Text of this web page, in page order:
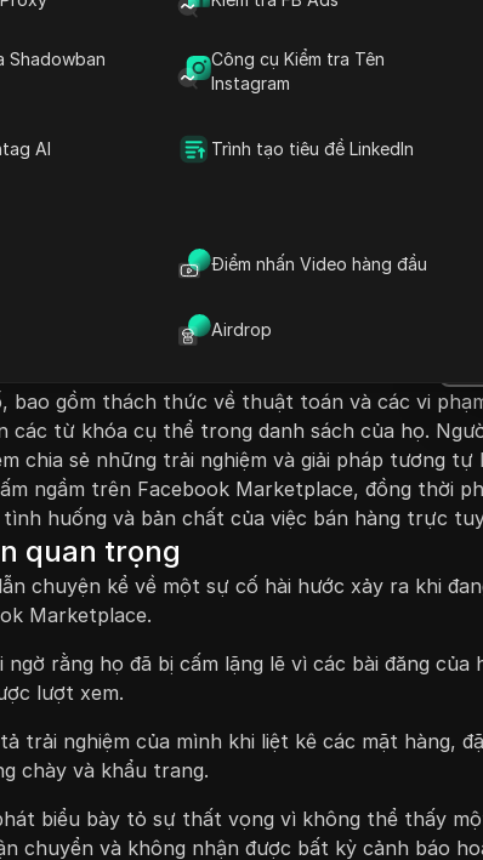
Shadowban
Công cụ Kiểm tra Tên
Instagram
AI Trình tạo tiêu đề LinkedIn
Điểm nhấn Video hàng đầu
Airdrop
hài hước này, người nói chia sẻ kinh nghiệm
Marketplace và phát hiện rằng tài khoản
do các mặt hàng được niêm yết có độ hiển thị
sự bối rối và thất vọng xung quanh sự thiếu tương
của mình, đặc biệt tập trung vào thẻ bóng chày
bao gồm thách thức về thuật toán và các vi
các từ khóa cụ thể trong danh sách của họ.
chia sẻ những trải nghiệm và giải pháp tương tự
ngầm trên Facebook Marketplace, đồng thời
huống và bản chất của việc bán hàng trực
quan trọng
chuyện kể về một sự cố hài hước xảy ra khi
Marketplace.
ngờ rằng họ đã bị cấm lặng lẽ vì các bài đăng của
lượt xem.
trải nghiệm của mình khi liệt kê các mặt hàng,
chày và khẩu trang.
biểu bày tỏ sự thất vọng vì không thể thấy
chuyển và không nhận được bất kỳ cảnh báo